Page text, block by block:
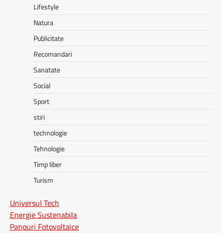
Lifestyle
Natura
Publicitate
Recomandari
Sanatate
Social
Sport
stiri
technologie
Tehnologie
Timp liber
Turism
Universul Tech
Energie Sustenabila
Panouri Fotovoltaice